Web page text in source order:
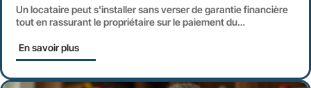
Un locataire peut s'installer sans verser de garantie financière
tout en rassurant le propriétaire sur le paiement du…
En savoir plus